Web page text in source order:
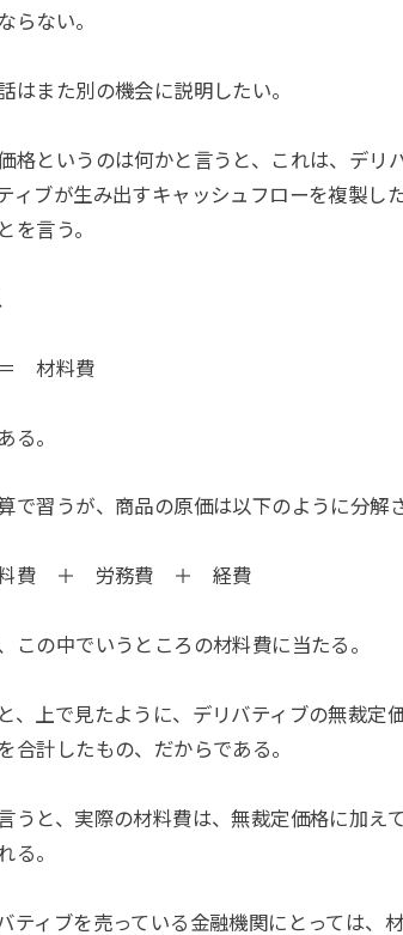
らない。
はまた別の機会に説明したい。
格というのは何かと言うと、これは、デリ
ィブが生み出すキャッシュフローを複製し
を言う。
材料費
る。
で習うが、商品の原価は以下のように分解
費 ＋ 労務費 ＋ 経費
この中でいうところの材料費に当たる。
、上で見たように、デリバティブの無裁定
合計したもの、だからである。
うと、実際の材料費は、無裁定価格に加え
る。
ティブを売っている金融機関にとっては、